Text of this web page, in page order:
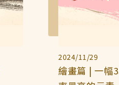
2024/11/29
繪畫篇 | 一幅